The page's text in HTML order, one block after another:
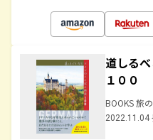
道しる
１００
BOOKS 旅
2022.11.04